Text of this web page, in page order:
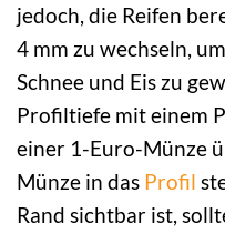
jedoch, die Reifen
4 mm zu wechseln,
Schnee und Eis zu
Profiltiefe mit einem
einer 1-Euro-Münze
Münze in das Profil
Rand sichtbar ist,